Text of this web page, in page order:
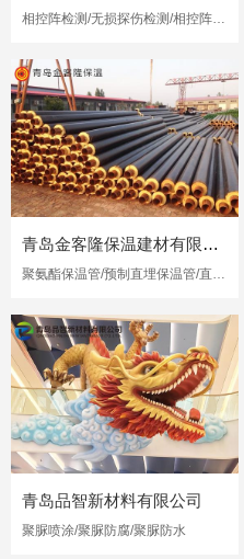
相控阵检测/无损探伤检测/相控阵超声检测
青岛金客隆保温建材有限公司
聚氨酯保温管/预制直埋保温管/直埋保温管
青岛品智新材料有限公司
聚脲喷涂/聚脲防腐/聚脲防水